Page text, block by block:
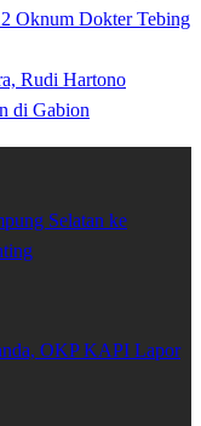
Oknum Dokter Tebing
Rudi Hartono
di Gabion
Selatan ke
OKP KAPI Lapor